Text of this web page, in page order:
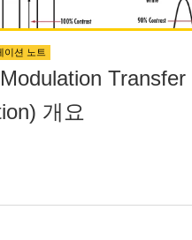
이션 노트
Transfer
개요